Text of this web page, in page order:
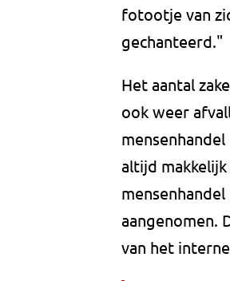
fotootje van
gechanteerd."
Het aantal
ook weer
altijd
aangenomen.
van het